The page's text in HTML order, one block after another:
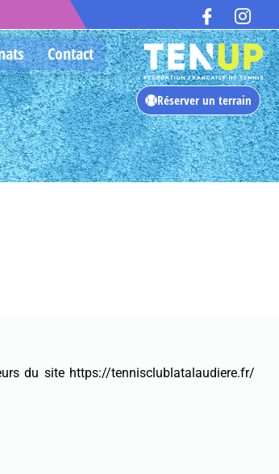
Contact
Réserver un terrain
du site https://tennisclublatalaudiere.fr/